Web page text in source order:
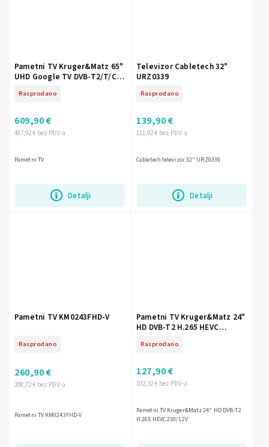
Pametni TV Kruger&Matz 65"
UHD Google TV DVB-T2/T/C
Rasprodano
487,92 € bez PDV-a
609,90 €
Detalji
Pametni TV
Televizor Cabletech 32"
URZ0339
Rasprodano
111,92 € bez PDV-a
139,90 €
Detalji
Cabletech televizor 32" URZ0339
Pametni TV KM0243FHD-V
Rasprodano
208,72 € bez PDV-a
260,90 €
Pametni TV KM0243FHD-V
Pametni TV Kruger&Matz 24"
HD DVB-T2 H.265 HEVC
Rasprodano
102,32 € bez PDV-a
127,90 €
Pametni TV Kruger&Matz 24" HD DVB-T2
H.265 HEVC 230/12V